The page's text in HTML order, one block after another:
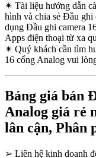
✴ Tài liệu hướng dẫn
hình và chia sẻ Đầu ghi
dụng Đầu ghi camera
Apps điện thoại từ xa
✴ Quý khách cần tìm
16 cổng Analog vui
Bảng giá bán
Analog giá rẻ
lân cận, Phân
➢ Liên hệ kinh doanh